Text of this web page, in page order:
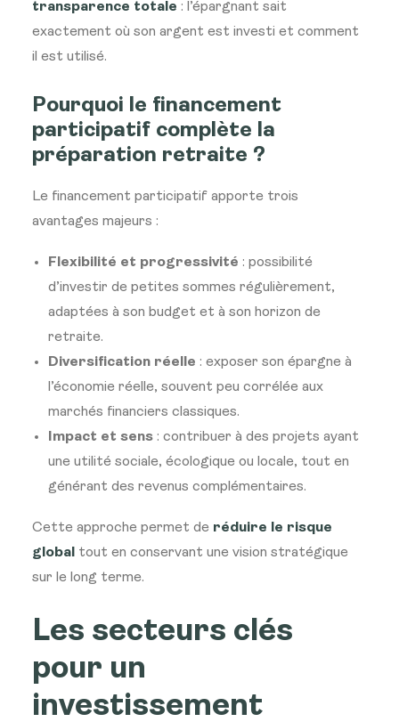
transparence totale : l’épargnant sait
exactement où son argent est investi et comment
il est utilisé.
Pourquoi le financement
participatif complète la
préparation retraite ?
Le financement participatif apporte trois
avantages majeurs :
Flexibilité et progressivité : possibilité
d’investir de petites sommes régulièrement,
adaptées à son budget et à son horizon de
retraite.
Diversification réelle : exposer son épargne à
l’économie réelle, souvent peu corrélée aux
marchés financiers classiques.
Impact et sens : contribuer à des projets ayant
une utilité sociale, écologique ou locale, tout en
générant des revenus complémentaires.
Cette approche permet de réduire le risque
global tout en conservant une vision stratégique
sur le long terme.
Les secteurs clés
pour un
investissement